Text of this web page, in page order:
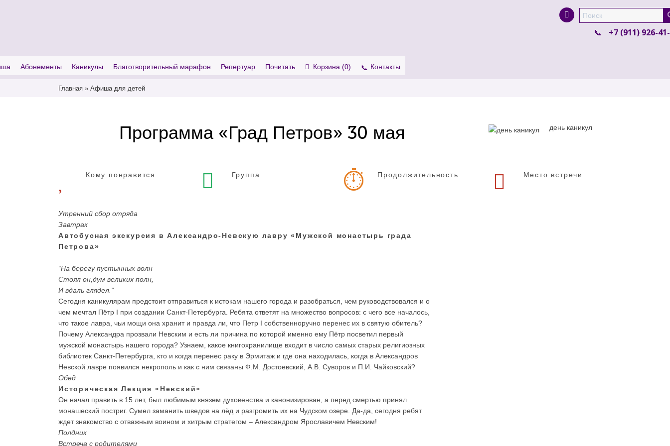
+7 (911) 926-
Абонементы Каникулы Благотворительный марафон Репертуар Почитать Корзина (0) Контакты
Главная » Афиша для детей
Программа «Град Петров» 30 мая день каникул
Кому понравится Группа Продолжительность Место встречи
Утренний сбор отряда
Завтрак
Автобусная экскурсия в Александро-Невскую лавру «Мужской монастырь града
Петрова»
“На берегу пустынных волн
Стоял он,дум великих полн,
И вдаль глядел.”
Сегодня каникулярам предстоит отправиться к истокам нашего города и разобраться, чем руководствовался и о
чем мечтал Пётр I при создании Санкт-Петербурга. Ребята ответят на множество вопросов: с чего все началось,
что такое лавра, чьи мощи она хранит и правда ли, что Петр I собственноручно перенес их в святую обитель?
Почему Александра прозвали Невским и есть ли причина по которой именно ему Пётр посветил первый
мужской монастырь нашего города? Узнаем, какое книгохранилище входит в число самых старых религиозных
библиотек Санкт-Петербурга, кто и когда перенес раку в Эрмитаж и где она находилась, когда в Александров
Невской лавре появился некрополь и как с ним связаны Ф.М. Достоевский, А.В. Суворов и П.И. Чайковский?
Обед
Историческая Лекция «Невский»
Он начал править в 15 лет, был любимым князем духовенства и канонизирован, а перед смертью принял
монашеский постриг. Сумел заманить шведов на лёд и разгромить их на Чудском озере. Да-да, сегодня ребят
ждет знакомство с отважным воином и хитрым стратегом – Александром Ярославичем Невским!
Полдник
Встреча с родителями